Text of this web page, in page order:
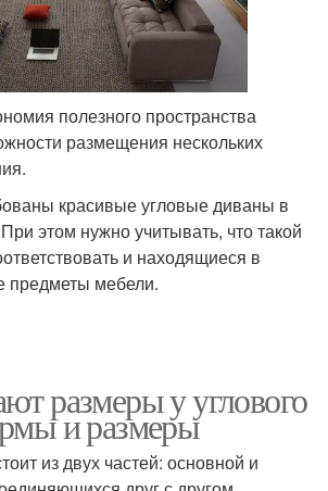
полезного пространства
размещения нескольких
красивые угловые диваны в
этом нужно учитывать, что такой
и находящиеся в
предметы мебели.
размеры у углового
и размеры
из двух частей: основной и